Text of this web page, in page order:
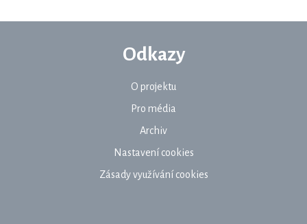
Odkazy
O projektu
Pro média
Archiv
Nastavení cookies
Zásady využívání cookies